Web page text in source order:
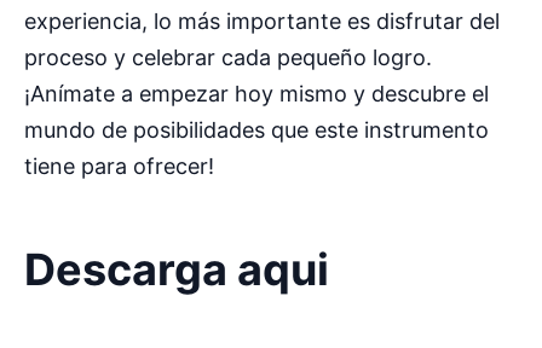
experiencia, lo más importante es disfrutar del
proceso y celebrar cada pequeño logro.
¡Anímate a empezar hoy mismo y descubre el
mundo de posibilidades que este instrumento
tiene para ofrecer!
Descarga aqui